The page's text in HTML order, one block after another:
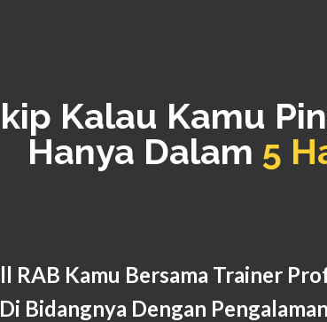
Kalau Kamu
Hanya Dalam 5
RAB Kamu Bersama Trainer
Bidangnya Dengan